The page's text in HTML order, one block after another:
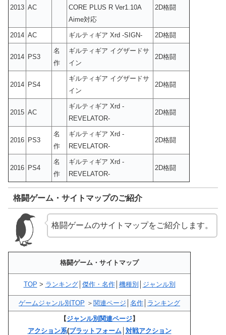
2013 AC
CORE PLUS R Ver1.10A
Aime対応
2D格闘
2014 AC ギルティギア Xrd -SIGN- 2D格闘
2014 PS3
名
作
ギルティギア イグザードサ
イン
2D格闘
2014 PS4
ギルティギア イグザードサ
イン
2D格闘
2015 AC
ギルティギア Xrd -
REVELATOR-
2D格闘
2016 PS3
名
作
ギルティギア Xrd -
REVELATOR-
2D格闘
2016 PS4
名
作
ギルティギア Xrd -
REVELATOR-
2D格闘
格闘ゲーム・サイトマップのご紹介
格闘ゲームのサイトマップをご紹介します。
格闘ゲーム・サイトマップ
TOP > ランキング│ 傑作・名作│ 機種別 ジャンル別
ゲームジャンル別TOP ＞ 関連ページ 名作 ランキング
【ジャンル別関連ページ】
アクション系(プラットフォーム 対戦アクション